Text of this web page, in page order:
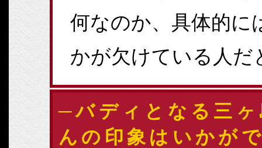
何なのか、具体的に
かが欠けている人だ
─バディとなる三
んの印象はいかが